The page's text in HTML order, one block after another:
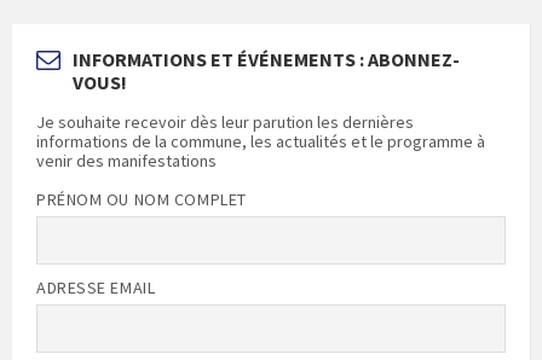
INFORMATIONS ET ÉVÉNEMENTS : ABONNEZ-
VOUS!
Je souhaite recevoir dès leur parution les dernières
informations de la commune, les actualités et le programme à
venir des manifestations
PRÉNOM OU NOM COMPLET
ADRESSE EMAIL